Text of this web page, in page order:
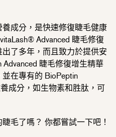
成分，是快速修復睫毛健康
Advanced 睫毛修復
了多年，而且致力於提供安
Advanced 睫毛修復增生精華
在專有的 BioPeptin
成分，如生物素和胜肽，可
毛了嗎？ 你都嘗試一下吧！